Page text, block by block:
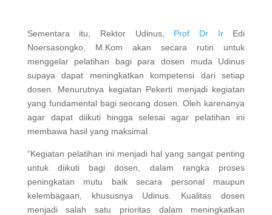
Sementara itu, Rektor Udinus, Prof Dr IrEdi
Noersasongko, M.Kom akan secara rutin untuk
menggelar pelatihan bagi para dosen muda Udinus
supaya dapat meningkatkan kompetensi dari setiap
dosen. Menurutnya kegiatan Pekerti menjadi kegiatan
yang fundamental bagi seorang dosen. Oleh karenanya
agar dapat diikuti hingga selesai agar pelatihan ini
membawa hasil yang maksimal.
“Kegiatan pelatihan ini menjadi hal yang sangat penting
untuk diikuti bagi dosen, dalam rangka proses
peningkatan mutu baik secara personal maupun
kelembagaan, khususnya Udinus. Kualitas dosen
menjadi salah satu prioritas dalam meningkatkan